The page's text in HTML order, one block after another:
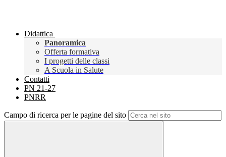
Didattica
Panoramica
Offerta formativa
I progetti delle classi
A Scuola in Salute
Contatti
PN 21-27
PNRR
Campo di ricerca per le pagine del sito